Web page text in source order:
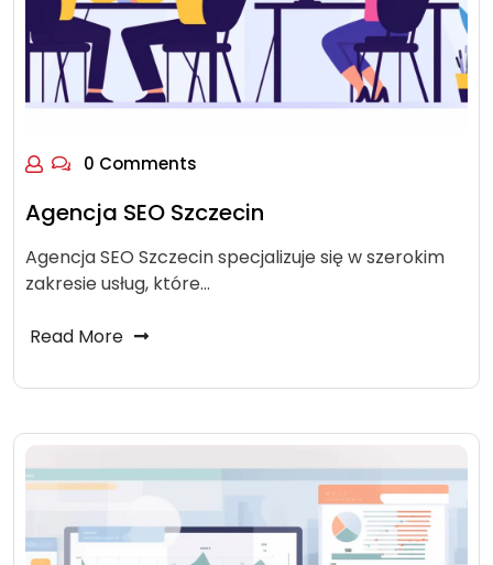
0 Comments
Agencja SEO Szczecin
Agencja SEO Szczecin specjalizuje się w szerokim
zakresie usług, które…
Read More